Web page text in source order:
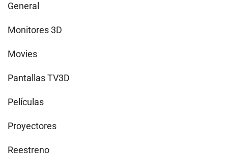
General
Monitores 3D
Movies
Pantallas TV3D
Películas
Proyectores
Reestreno